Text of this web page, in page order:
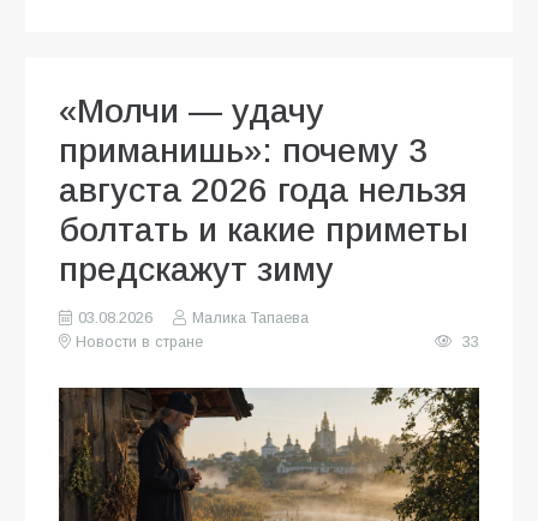
«Молчи — удачу
приманишь»: почему 3
августа 2026 года нельзя
болтать и какие приметы
предскажут зиму
03.08.2026
Малика Тапаева
Новости в стране
33